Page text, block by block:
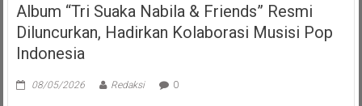
Album “Tri Suaka Nabila & Friends” Resmi
Diluncurkan, Hadirkan Kolaborasi Musisi Pop
Indonesia
08/05/2026 Redaksi 0